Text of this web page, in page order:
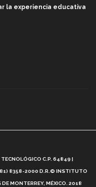
la experiencia educativa
Tec? (video)
C.P. 64849 |
(81) 8358-2000 D.R.© INSTITUTO
MONTERREY, MÉXICO. 2018